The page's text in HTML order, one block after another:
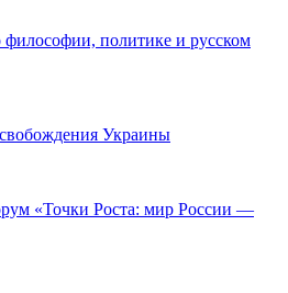
философии, политике и русском
Украины
«Точки Роста: мир России —